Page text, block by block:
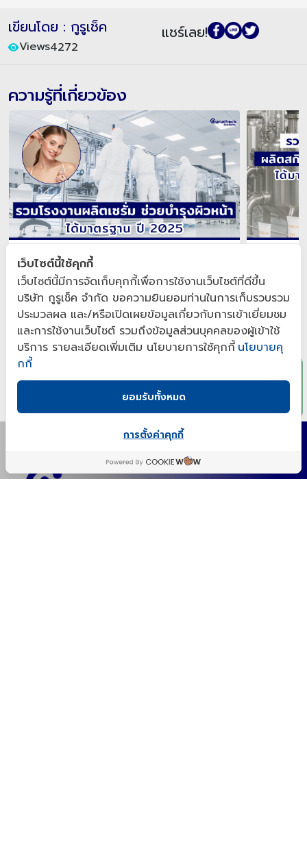
x
เขียนโดย : กูรูเช็ค
Views4272
แชร์เลย!
ความรู้ที่เกี่ยวข้อง
(กูรูเช็ค) รวมโรงงานผลิตเซรั่ม ช่วยบำรุงผิวหน้า
ได้มาตรฐาน 2025
2025-06-12 16:30
รวม 10 โรงงานผลิตเซรั่ม สกินแคร์ที่ได้มาตรฐาน
ประจำปี 2025 สำหรับผู้ประกอบมือใหม่ และแบรนด์ติด
ตลาด พร้อมบริการครบวงจร
Views 3832
2025-06-13
10 โรงงาน
มาตรฐานคว
สำหรับผู้ประ
แบรนด์ตัวเอ
เว็บไซต์นี้ใช้คุกกี้
เว็บไซต์นี้มีการจัดเก็บคุกกี้เพื่อการใช้งานเว็บไซต์ที่ดีขึ้น
บริษัท กูรูเช็ค จำกัด ขอความยินยอมท่านในการเก็บรวบรวม
ประมวลผล และ/หรือเปิดเผยข้อมูลเกี่ยวกับการเข้าเยี่ยมชม
และการใช้งานเว็บไซต์ รวมถึงข้อมูลส่วนบุคคลของผู้เข้าใช้
บริการ รายละเอียดเพิ่มเติม นโยบายการใช้คุกกี้ นโยบายคุ
กกี้
ยอมรับทั้งหมด
การตั้งค่าคุกกี้